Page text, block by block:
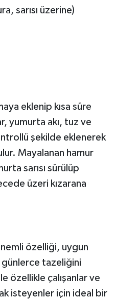
sarısı üzerine)
eklenip kısa süre
yumurta akı, tuz ve
şekilde eklenerek
Mayalanan hamur
sarısı sürülüp
üzeri kızarana
özelliği, uygun
günlerce tazeliğini
özellikle çalışanlar ve
isteyenler için ideal bir